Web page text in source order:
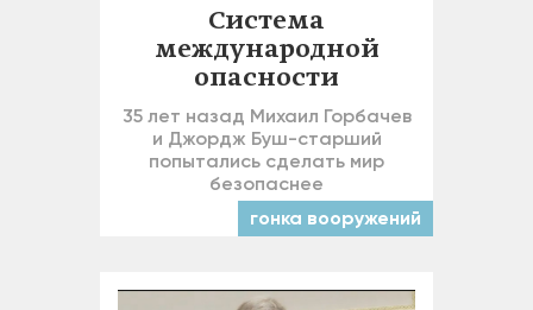
Система
международной
опасности
35 лет назад Михаил Горбачев
и Джордж Буш-старший
попытались сделать мир
безопаснее
гонка вооружений